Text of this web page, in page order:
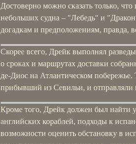
Достоверно можно сказать только,
небольших судна – "Лебедь" и
догадкам и предположениям, правда,
Скорее всего, Дрейк выполнял
о сроках и маршрутах доставки
де-Диос на Атлантическом
прибывший из Севильи, и
Кроме того, Дрейк должен был найти
английских кораблей, подходы к
возможности оценить обстановку в